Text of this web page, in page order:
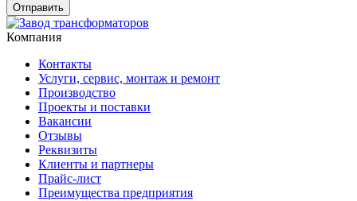
Компания
Контакты
Услуги, сервис, монтаж и ремонт
Производство
Проекты и поставки
Вакансии
Отзывы
Реквизиты
Клиенты и партнеры
Прайс-лист
Преимущества предприятия